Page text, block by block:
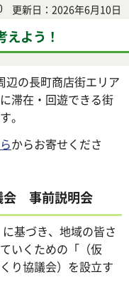
更新日：2026年6月10日
よう！
辺の長町商店街エリア
滞在・回遊できる街
。
からお寄せくださ
会 事前説明会
基づき、地域の皆さ
いくための「（仮
り協議会）を設立す